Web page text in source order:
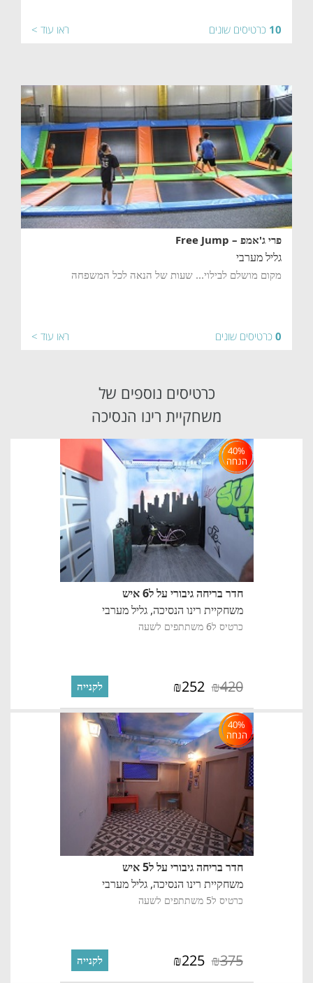
10 כרטיסים שונים ראו עוד >
פרי ג'אמפ – Free Jump
גליל מערבי
מקום מושלם לבילוי... שעות של הנאה לכל המשפחה
0 כרטיסים שונים ראו עוד >
כרטיסים נוספים של
משחקיית רינו הנסיכה
40%
הנחה
חדר בריחה גיבורי על ל6 איש
משחקיית רינו הנסיכה,גליל מערבי
כרטיס ל6 משתתפים לשעה
₪420
₪252 לקנייה
40%
הנחה
חדר בריחה גיבורי על ל5 איש
משחקיית רינו הנסיכה,גליל מערבי
כרטיס ל5 משתתפים לשעה
₪375
₪225 לקנייה